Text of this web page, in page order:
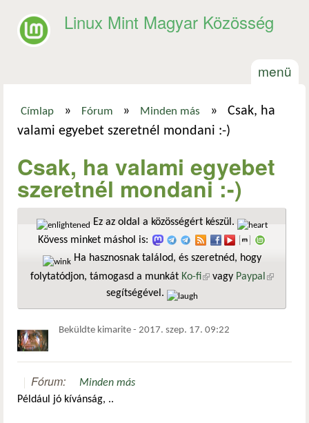
Linux Mint Magyar Közösség
menü
Jelenlegi hely
Címlap » Fórum » Minden más »
Csak, ha
valami egyebet szeretnél mondani :-)
Csak, ha valami egyebet
szeretnél mondani :-)
Ez az oldal a közösségért készül.
Kövess minket máshol is:
Ha hasznosnak találod, és szeretnéd, hogy
folytatódjon, támogasd a munkát Ko-fi(külső hivatkozás)
vagy Paypal
segítségével.
Beküldte kimarite - 2017. szep. 17. 09:22
Fórum:
Minden más
Például jó kívánság, ..